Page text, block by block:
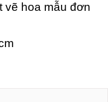
vẽ hoa mẫu đơn